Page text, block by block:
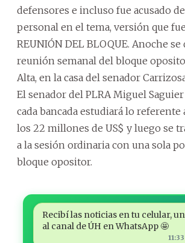
defensores e incluso fue acusado
personal en el tema, versión que
REUNIÓN DEL BLOQUE. Anoche
reunión semanal del bloque
Alta, en la casa del senador
El senador del PLRA Miguel
cada bancada estudiará lo referente
los 22 millones de US$ y luego se
a la sesión ordinaria con una sola
bloque opositor.
Recibí las noticias en tu celular,
al canal de ÚH en WhatsApp 🤩
11:33